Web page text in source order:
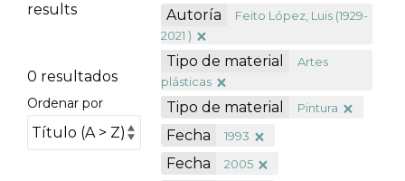
results
0 resultados
Ordenar por
Autoría
Feito López, Luis (1929-
2021 )
Tipo de material
Artes
plásticas
Tipo de material Pintura
Fecha 1993
Fecha 2005